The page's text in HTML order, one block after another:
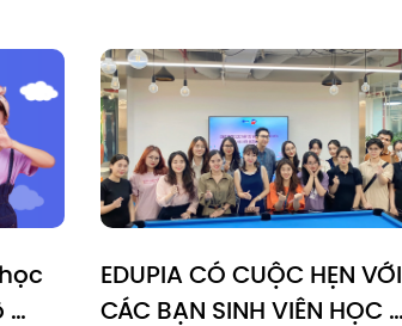
EDUPIA CÓ CUỘC HẸN VỚI
CÁC BẠN SINH VIÊN HỌC